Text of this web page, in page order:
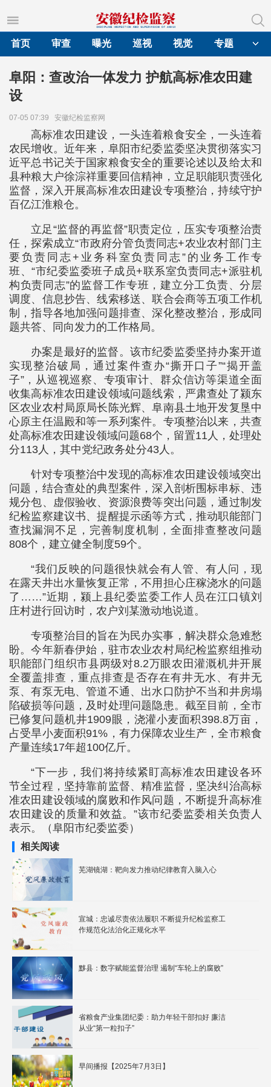
首页
审查 曝光 巡视 视觉 专题
阜阳：查改治一体发力 护航高标准农田建
设
07-05 07:39 安徽纪检监察网
高标准农田建设，一头连着粮食安全，一头连着
农民增收。近年来，阜阳市纪委监委坚决贯彻落实习
近平总书记关于国家粮食安全的重要论述以及给太和
县种粮大户徐淙祥重要回信精神，立足职能职责强化
监督，深入开展高标准农田建设专项整治，持续守护
百亿江淮粮仓。
立足“监督的再监督”职责定位，压实专项整治责
任，探索成立“市政府分管负责同志+农业农村部门主
要负责同志+业务科室负责同志”的业务工作专
班、“市纪委监委班子成员+联系室负责同志+派驻机
构负责同志”的监督工作专班，建立分工负责、分层
调度、信息抄告、线索移送、联合会商等五项工作机
制，指导各地加强问题排查、深化整改整治，形成同
题共答、同向发力的工作格局。
办案是最好的监督。该市纪委监委坚持办案开道
实现整治破局，通过案件查办“撕开口子”“揭开盖
子”，从巡视巡察、专项审计、群众信访等渠道全面
收集高标准农田建设领域问题线索，严肃查处了颍东
区农业农村局原局长陈光辉、阜南县土地开发复垦中
心原主任温殿和等一系列案件。专项整治以来，共查
处高标准农田建设领域问题68个，留置11人，处理处
分113人，其中党纪政务处分43人。
针对专项整治中发现的高标准农田建设领域突出
问题，结合查处的典型案件，深入剖析围标串标、违
规分包、虚假验收、资源浪费等突出问题，通过制发
纪检监察建议书、提醒提示函等方式，推动职能部门
查找漏洞不足，完善制度机制，全面排查整改问题
808个，建立健全制度59个。
“我们反映的问题很快就会有人管、有人问，现
在露天井出水量恢复正常，不用担心庄稼浇水的问题
了……”近期，颍上县纪委监委工作人员在江口镇刘
庄村进行回访时，农户刘某激动地说道。
专项整治目的旨在为民办实事，解决群众急难愁
盼。今年新春伊始，驻市农业农村局纪检监察组推动
职能部门组织市县两级对8.2万眼农田灌溉机井开展
全覆盖排查，重点排查是否存在有井无水、有井无
泵、有泵无电、管道不通、出水口防护不当和井房塌
陷破损等问题，及时处理问题隐患。截至目前，全市
已修复问题机井1909眼，浇灌小麦面积398.8万亩，
占受旱小麦面积91%，有力保障农业生产，全市粮食
产量连续17年超100亿斤。
“下一步，我们将持续紧盯高标准农田建设各环
节全过程，坚持靠前监督、精准监督，坚决纠治高标
准农田建设领域的腐败和作风问题，不断提升高标准
农田建设的质量和效益。”该市纪委监委相关负责人
表示。（阜阳市纪委监委）
相关阅读
芜湖镜湖：靶向发力推动纪律教育入脑入心
宣城：忠诚尽责依法履职 不断提升纪检监察工
作规范化法治化正规化水平
黟县：数字赋能监督治理 遏制“车轮上的腐败”
省粮食产业集团纪委：助力年轻干部扣好 廉洁
从业“第一粒扣子”
早间播报【2025年7月3日】